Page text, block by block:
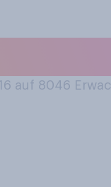
auf 8046